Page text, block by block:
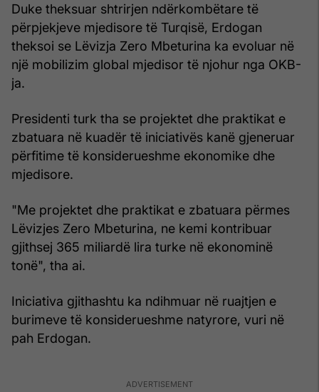
Duke theksuar shtrirjen ndërkombëtare të
përpjekjeve mjedisore të Turqisë, Erdogan
theksoi se Lëvizja Zero Mbeturina ka evoluar në
një mobilizim global mjedisor të njohur nga OKB-
ja.
Presidenti turk tha se projektet dhe praktikat e
zbatuara në kuadër të iniciativës kanë gjeneruar
përfitime të konsiderueshme ekonomike dhe
mjedisore.
"Me projektet dhe praktikat e zbatuara përmes
Lëvizjes Zero Mbeturina, ne kemi kontribuar
gjithsej 365 miliardë lira turke në ekonominë
tonë", tha ai.
Iniciativa gjithashtu ka ndihmuar në ruajtjen e
burimeve të konsiderueshme natyrore, vuri në
pah Erdogan.